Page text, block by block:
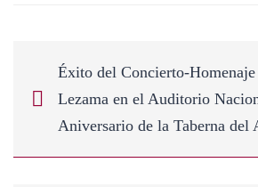
Éxito del Concierto-
Lezama en el Auditorio
Aniversario de la Taberna del